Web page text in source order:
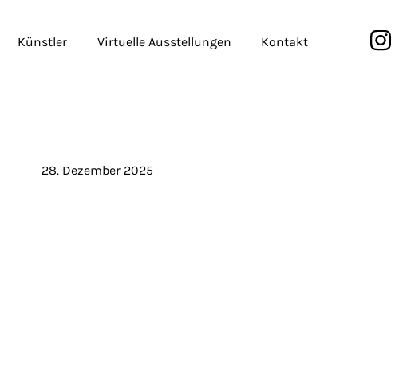
Künstler Virtuelle Ausstellungen Kontakt
28. Dezember 2025